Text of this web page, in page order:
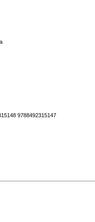
9788492315147